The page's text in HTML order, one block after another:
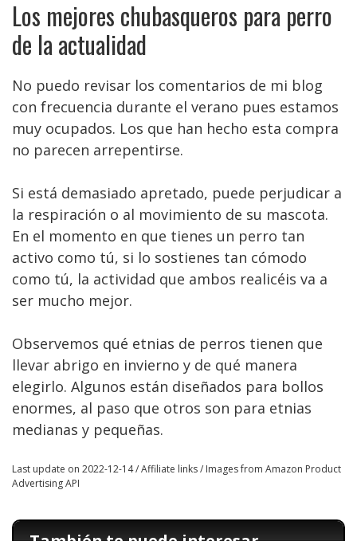
Los mejores chubasqueros para perro
de la actualidad
No puedo revisar los comentarios de mi blog
con frecuencia durante el verano pues estamos
muy ocupados. Los que han hecho esta compra
no parecen arrepentirse.
Si está demasiado apretado, puede perjudicar a
la respiración o al movimiento de su mascota.
En el momento en que tienes un perro tan
activo como tú, si lo sostienes tan cómodo
como tú, la actividad que ambos realicéis va a
ser mucho mejor.
Observemos qué etnias de perros tienen que
llevar abrigo en invierno y de qué manera
elegirlo. Algunos están diseñados para bollos
enormes, al paso que otros son para etnias
medianas y pequeñas.
Last update on 2022-12-14 / Affiliate links / Images from Amazon Product
Advertising API